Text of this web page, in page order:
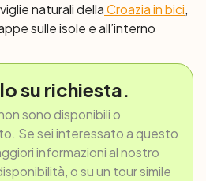
naturali dellaCroazia in bici,
sulle isole e all’interno
su richiesta.
sono disponibili o
Se sei interessato a questo
informazioni al nostro
o su un tour simile